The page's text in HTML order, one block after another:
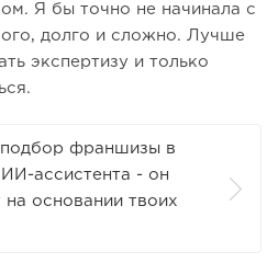
Я бы точно не начинала с
долго и сложно. Лучше
экспертизу и только
подбор франшизы в
ассистента - он
основании твоих